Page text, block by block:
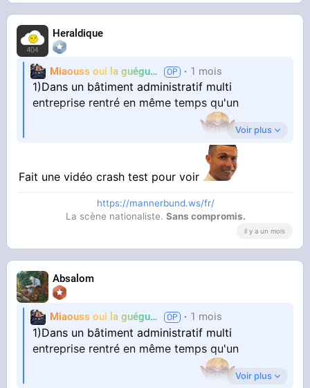
Heraldique
Miaouss oui la guéguérre TF6 1 mois
1)Dans un bâtiment administratif multi
entreprise rentré en même temps qu'un
2) attendre au tout dernier étage où dans un
coin isolé que tout le monde quitte le bâtiment
3) sortir son sac de couchage.
Dans les bureaux avec toilettes extérieur en
acces libre ça fait aussi un point d'eau pour se
laver
Voir plus
Fait une vidéo crash test pour voir
https://mannerbund.ws/fr/
La scène nationaliste.Sans compromis.
il y a un mois
Absalom
Miaouss oui la guéguérre TF6 1 mois
1)Dans un bâtiment administratif multi
entreprise rentré en même temps qu'un
Voir plus